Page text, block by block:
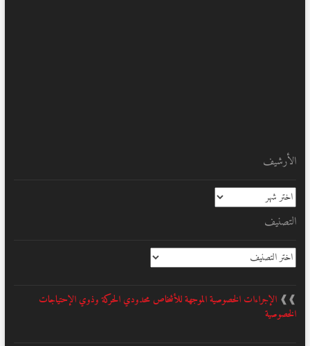
الأرشيف
الأرشيف
التصنيف
التصنيف
❱❱ الإجراءات الخصوصية الموجهة للأشخاص محدودي الحركة وذوي الإحتياجات
الخصوصية